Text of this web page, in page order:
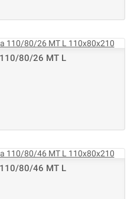
110/80/26 МТ L
110/80/46 МТ L